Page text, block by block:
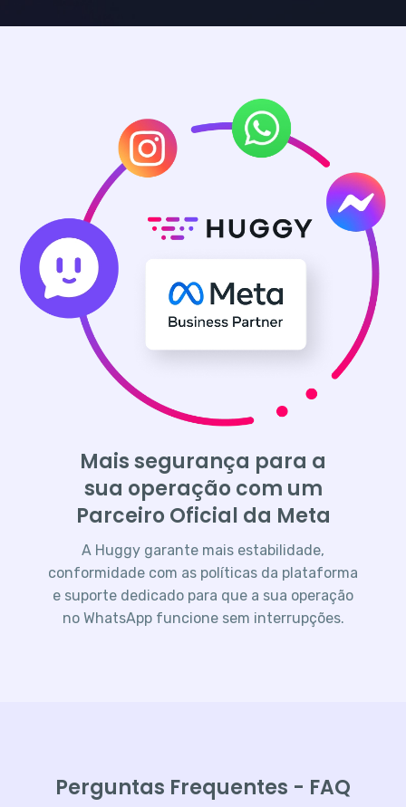
Mais segurança para a
sua operação com um
Parceiro Oficial da Meta
A Huggy garante mais estabilidade,
conformidade com as políticas da plataforma
e suporte dedicado para que a sua operação
no WhatsApp funcione sem interrupções.
Perguntas Frequentes - FAQ